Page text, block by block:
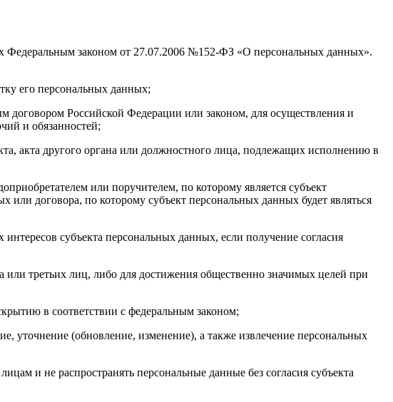
Федеральным законом от 27.07.2006 №152-ФЗ «О персональных данных».
его персональных данных;
Российской Федерации или законом, для осуществления и
и обязанностей;
акта другого органа или должностного лица, подлежащих исполнению в
или поручителем, по которому является субъект
договора, по которому субъект персональных данных будет являться
субъекта персональных данных, если получение согласия
или третьих лиц, либо для достижения общественно значимых целей при
в соответствии с федеральным законом;
уточнение (обновление, изменение), а также извлечение персональных
и не распространять персональные данные без согласия субъекта